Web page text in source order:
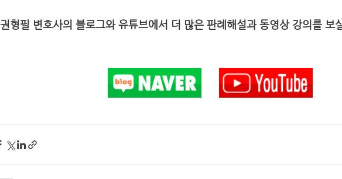
권형필 변호사의 블로그와 유튜브에서 더 많은 판례해설과 동영상 강의를